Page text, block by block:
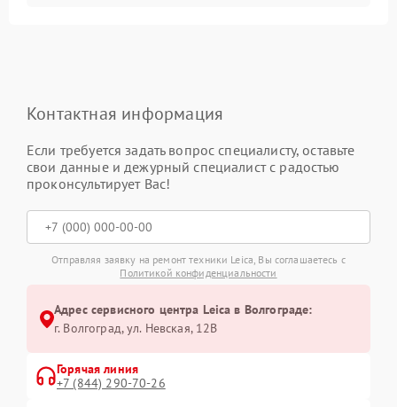
Контактная информация
Если требуется задать вопрос специалисту, оставьте
свои данные и дежурный специалист с радостью
проконсультирует Вас!
Отправляя заявку на ремонт техники Leica, Вы соглашаетесь с
Политикой конфиденциальности
Адрес сервисного центра Leica в Волгограде:
г. Волгоград, ул. Невская, 12В
Горячая линия
+7 (844) 290-70-26